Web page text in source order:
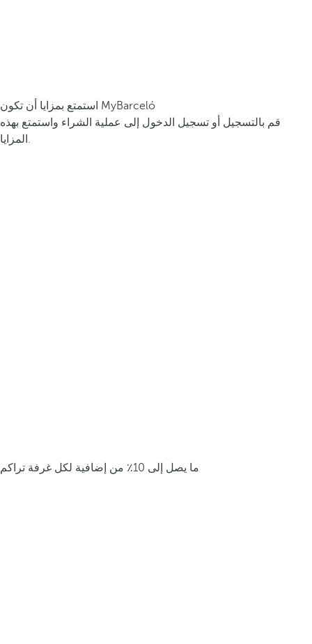
استمتع بمزايا أن تكون MyBarceló
قم بالتسجيل أو تسجيل الدخول إلى عملية الشراء واستمتع بهذه
المزايا.
ما يصل إلى 10٪ من إضافية لكل غرفة تراكم